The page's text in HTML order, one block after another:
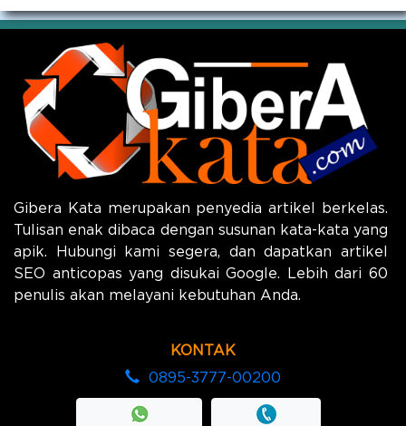
Gibera Kata merupakan penyedia artikel berkelas.
Tulisan enak dibaca dengan susunan kata-kata yang
apik. Hubungi kami segera, dan dapatkan artikel
SEO anticopas yang disukai Google. Lebih dari 60
penulis akan melayani kebutuhan Anda.
KONTAK
0895-3777-00200